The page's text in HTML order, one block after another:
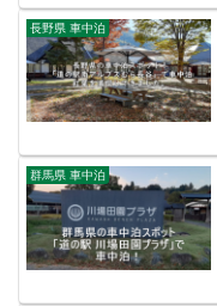
長野県 車中泊
群馬県 車中泊